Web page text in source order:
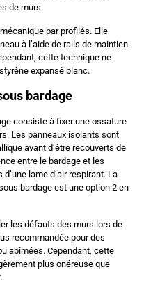
de murs.
par profilés. Elle
à l’aide de rails de maintien
cette technique ne
expansé blanc.
bardage
consiste à fixer une ossature
Les panneaux isolants sont
avant d’être recouverts de
entre le bardage et les
lame d’air respirant. La
bardage est une option 2 en
les défauts des murs lors de
recommandée pour des
abîmées. Cependant, cette
plus onéreuse que